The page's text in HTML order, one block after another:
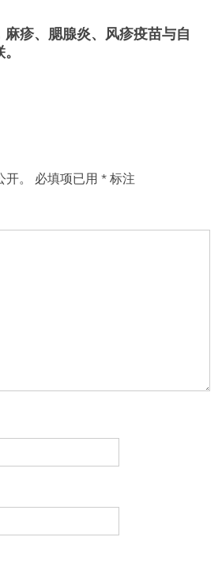
麻疹、腮腺炎、风疹疫苗与自
。 必填项已用 * 标注